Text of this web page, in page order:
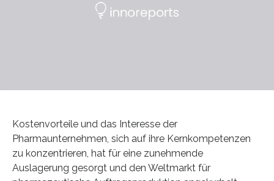
Kostenvorteile und das Interesse der
Pharmaunternehmen, sich auf ihre Kernkompetenzen
zu konzentrieren, hat für eine zunehmende
Auslagerung gesorgt und den Weltmarkt für